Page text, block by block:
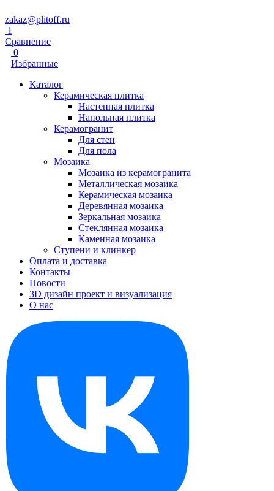
zakaz@plitoff.ru
1
Сравнение
0
Избранные
Каталог
Керамическая плитка
Настенная плитка
Напольная плитка
Керамогранит
Для стен
Для пола
Мозаика
Мозаика из керамогранита
Металлическая мозаика
Керамическая мозаика
Деревянная мозаика
Зеркальная мозаика
Стеклянная мозаика
Каменная мозаика
Ступени и клинкер
Оплата и доставка
Контакты
Новости
3D дизайн проект и визуализация
О нас